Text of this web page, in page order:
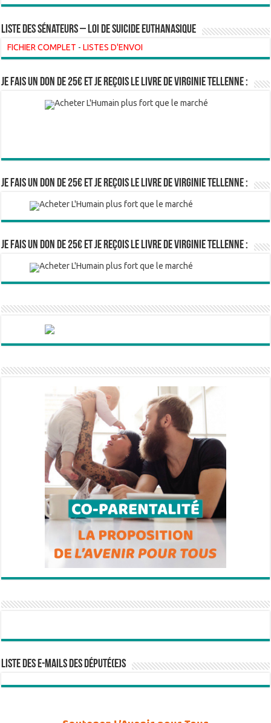
liste des sénateurs – loi de suicide euthanasique
FICHIER COMPLET -LISTES D'ENVOI
Je fais un don de 25€ et je reçois le livre de Virginie Tellenne :
Je fais un don de 25€ et je reçois le livre de Virginie Tellenne :
Je fais un don de 25€ et je reçois le livre de Virginie Tellenne :
Liste des e-mails des député(e)s